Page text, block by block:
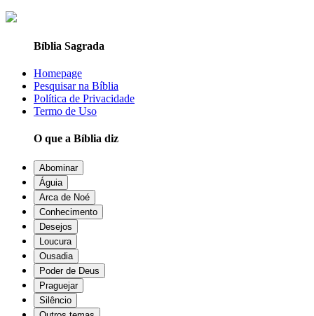
Bíblia Sagrada
Homepage
Pesquisar na Bíblia
Política de Privacidade
Termo de Uso
O que a Bíblia diz
Abominar
Águia
Arca de Noé
Conhecimento
Desejos
Loucura
Ousadia
Poder de Deus
Praguejar
Silêncio